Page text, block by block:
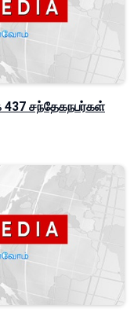
437 சந்தேகநபர்கள்